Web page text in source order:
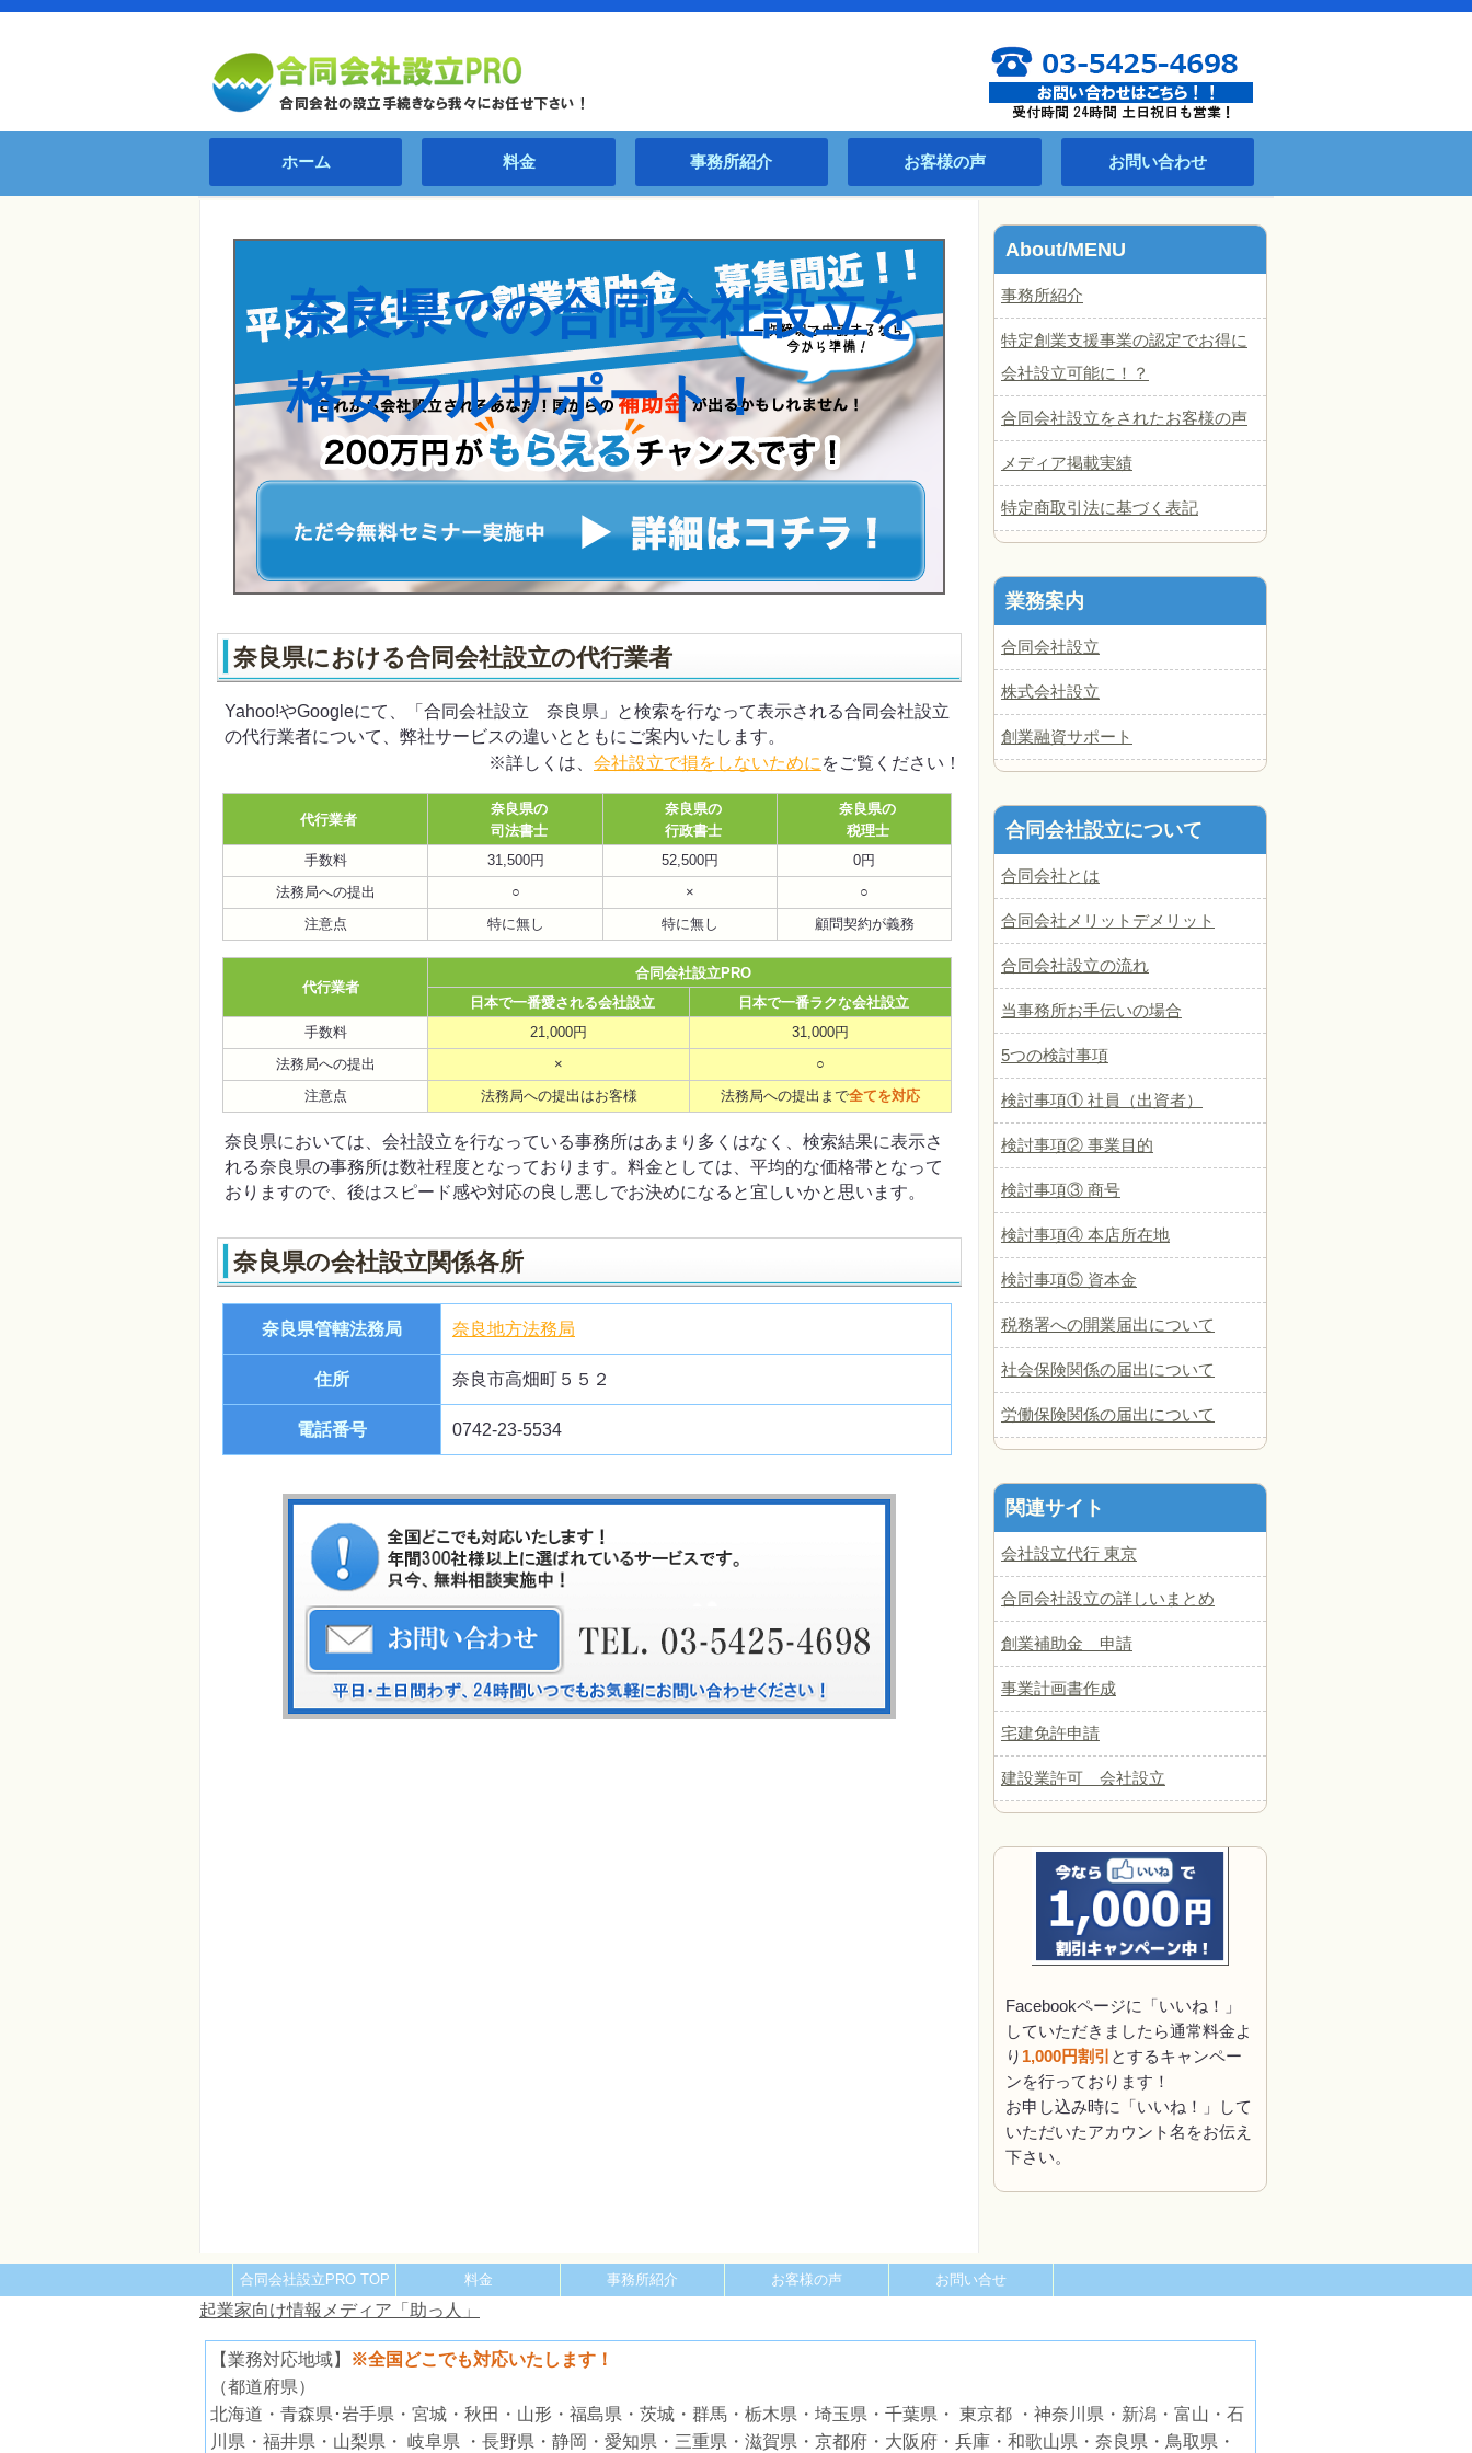
ホーム 料金 事務所紹介 お客様の声 お問い合わせ
奈良県での合同会社設立を
格安フルサポート！
奈良県における合同会社設立の代行業者
Yahoo!やGoogleにて、「合同会社設立 奈良県」と検索を行なって表示される合同会社設立
の代行業者について、弊社サービスの違いとともにご案内いたします。
※詳しくは、 会社設立で損をしないために をご覧ください！
代行業者
奈良県の
司法書士
奈良県の
行政書士
奈良県の
税理士
手数料
31,500円 52,500円
0円
法務局への提出
○ ×
○
注意点
特に無し 特に無し 顧問契約が義務
代行業者
合同会社設立PRO
日本で一番愛される会社設立
日本で一番ラクな会社設立
手数料
21,000円
31,000円
法務局への提出
×
○
注意点
法務局への提出はお客様 法務局への提出まで全てを対応
奈良県においては、会社設立を行なっている事務所はあまり多くはなく、検索結果に表示さ
れる奈良県の事務所は数社程度となっております。料金としては、平均的な価格帯となって
おりますので、後はスピード感や対応の良し悪しでお決めになると宜しいかと思います。
奈良県の会社設立関係各所
奈良県管轄法務局 奈良地方法務局
住所 奈良市高畑町５５２
電話番号 0742-23-5534
About/MENU
事務所紹介
特定創業支援事業の認定でお得に
会社設立可能に！？
合同会社設立をされたお客様の声
メディア掲載実績
特定商取引法に基づく表記
業務案内
合同会社設立
株式会社設立
創業融資サポート
合同会社設立について
合同会社とは
合同会社メリットデメリット
合同会社設立の流れ
当事務所お手伝いの場合
5つの検討事項
検討事項① 社員（出資者）
検討事項② 事業目的
検討事項③ 商号
検討事項④ 本店所在地
検討事項⑤ 資本金
税務署への開業届出について
社会保険関係の届出について
労働保険関係の届出について
関連サイト
会社設立代行 東京
合同会社設立の詳しいまとめ
創業補助金 申請
事業計画書作成
宅建免許申請
建設業許可 会社設立
Facebookページに「いいね！」
していただきましたら通常料金よ
り 1,000円割引 とするキャンペー
ンを行っております！
お申し込み時に「いいね！」して
いただいたアカウント名をお伝え
下さい。
合同会社設立PRO TOP 料金 事務所紹介 お客様の声 お問い合せ
起業家向け情報メディア「助っ人」
【業務対応地域】
※全国どこでも対応いたします！
（都道府県）
北海道・青森県･岩手県・宮城・秋田・山形・福島県・茨城・群馬・栃木県・埼玉県・千葉県・ 東京都 ・神奈川県・新潟・富山・石
川県・福井県・山梨県・ 岐阜県 ・長野県・静岡・愛知県・三重県・滋賀県・京都府・大阪府・兵庫・和歌山県・奈良県・鳥取県・